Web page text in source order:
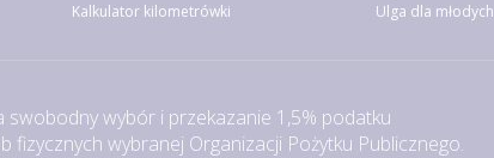
Kalkulator kilometrówki
Ulga dla młodych
swobodny wybór i przekazanie 1,5% podatku
wybranej Organizacji Pożytku Publicznego.